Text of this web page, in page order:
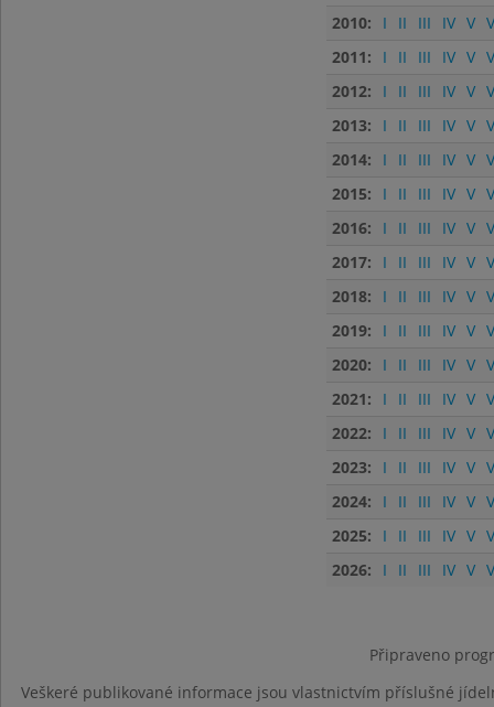
2010:
I II III IV V
2011:
I II III IV V
2012:
I II III IV V
2013:
I II III IV V
2014:
I II III IV V
2015:
I II III IV V
2016:
I II III IV V
2017:
I II III IV V
2018:
I II III IV V
2019:
I II III IV V
2020:
I II III IV V
2021:
I II III IV V
2022:
I II III IV V
2023:
I II III IV V
2024:
I II III IV V
2025:
I II III IV V
2026:
I II III IV V
Připraveno
Veškeré publikované informace jsou vlastnictvím příslušné